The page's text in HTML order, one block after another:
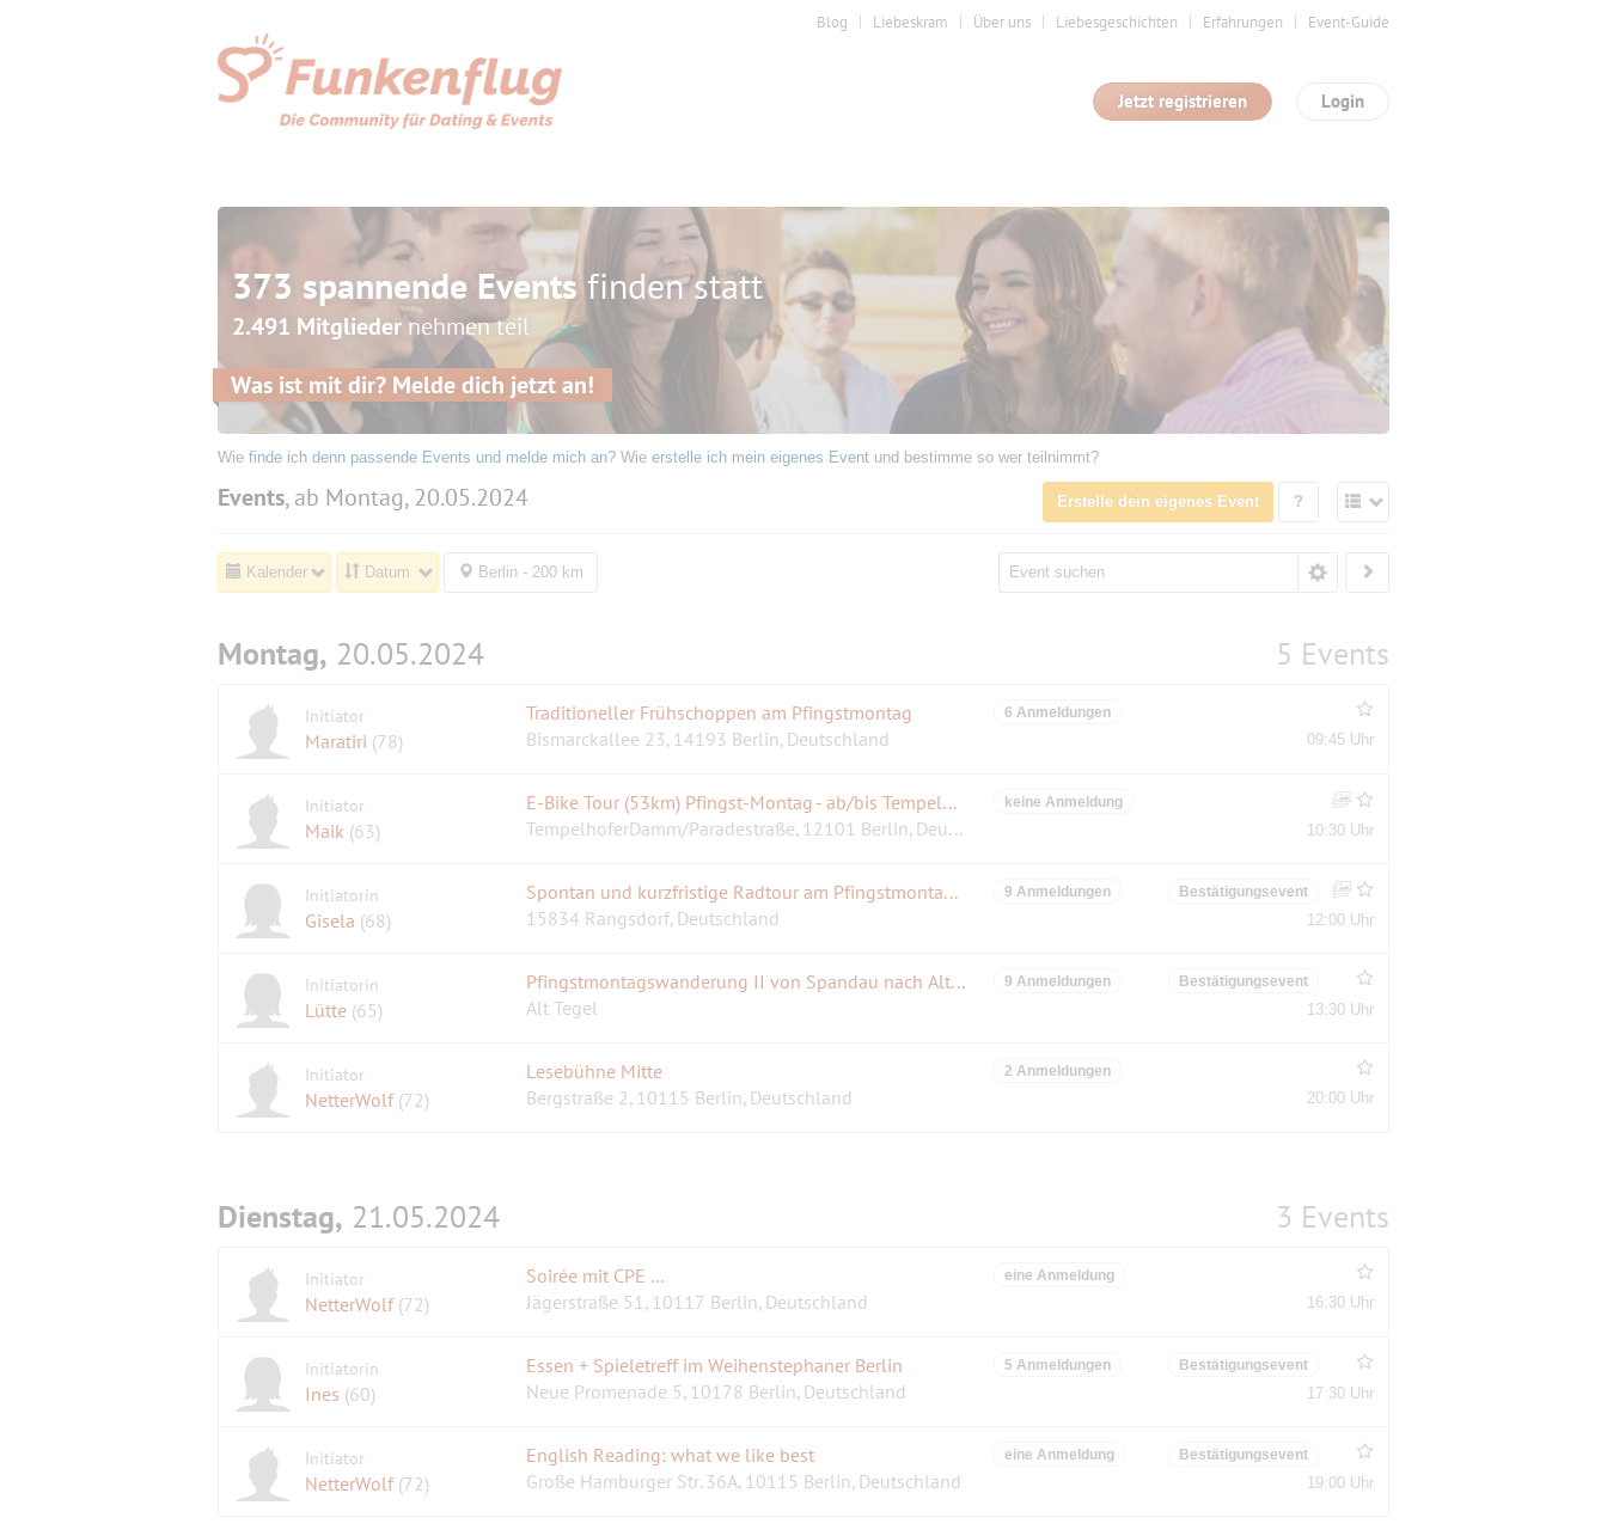
Blog Liebeskram Über uns Liebesgeschichten Erfahrungen Event-Guide
Login
Jetzt registrieren
373 spannende Eventsfinden statt
2.491 Mitgliedernehmen teil
Was ist mit dir? Melde dich jetzt an!
Wie finde ich denn passende Events und melde mich an? Wie erstelle ich mein eigenes Event und bestimme so wer teilnimmt?
Events, ab Montag, 20.05.2024 Erstelle dein eigenes Event ?
Kalender Datum Berlin - 200 km
Montag, 20.05.2024 5 Events
Initiator
Maratiri (78)
Traditioneller Frühschoppen am Pfingstmontag
Bismarckallee 23, 14193 Berlin, Deutschland
6 Anmeldungen
09:45 Uhr
Initiator
Maik (63)
E-Bike Tour (53km) Pfingst-Montag - ab/bis Tempelhofer Feld (über Müggelsee und Müggelberge)
TempelhoferDamm/Paradestraße, 12101 Berlin, Deutschland
keine Anmeldung
10:30 Uhr
Initiatorin
Gisela (68)
Spontan und kurzfristige Radtour am Pfingstmontag zum Rangsdorfer See
15834 Rangsdorf, Deutschland
9 Anmeldungen Bestätigungsevent
12:00 Uhr
Initiatorin
Lütte (65)
Pfingstmontagswanderung II von Spandau nach Alt-Tegel
Alt Tegel
9 Anmeldungen Bestätigungsevent
13:30 Uhr
Initiator
NetterWolf (72)
Lesebühne Mitte
Bergstraße 2, 10115 Berlin, Deutschland
2 Anmeldungen
20:00 Uhr
Dienstag, 21.05.2024 3 Events
Initiator
NetterWolf (72)
Soirée mit CPE ...
Jägerstraße 51, 10117 Berlin, Deutschland
eine Anmeldung
16:30 Uhr
Initiatorin
Ines (60)
Essen + Spieletreff im Weihenstephaner Berlin
Neue Promenade 5, 10178 Berlin, Deutschland
5 Anmeldungen Bestätigungsevent
17:30 Uhr
Initiator
NetterWolf (72)
English Reading: what we like best
Große Hamburger Str. 36A, 10115 Berlin, Deutschland
eine Anmeldung Bestätigungsevent
19:00 Uhr